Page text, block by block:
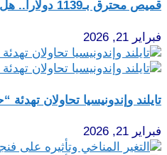
قميص محترق بـ1139 دولارا.. هل تفقد الموضة عقلها؟
فبراير 21, 2026
تايلند وإندونيسيا تحاولان
فبراير 21, 2026